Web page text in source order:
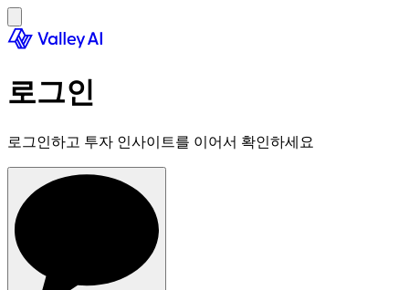
로그인
로그인하고 투자 인사이트를 이어서 확인하세요